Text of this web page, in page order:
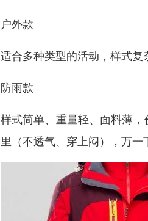
户外款
适合多种类型的活动，样式复
防雨款
样式简单、重量轻、面料薄
里（不透气、穿上闷），万一